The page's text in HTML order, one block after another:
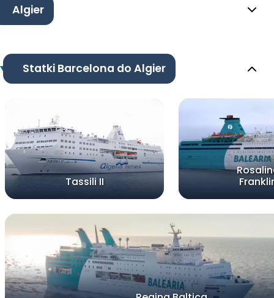
Algier
Statki Barcelona do Algier
Tassili II